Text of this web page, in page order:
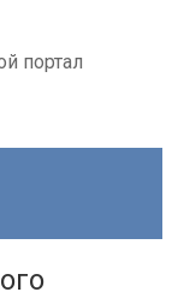
портал